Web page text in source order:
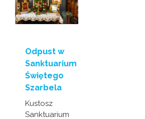
Odpust w
Sanktuarium
Świętego
Szarbela
Kustosz
Sanktuarium